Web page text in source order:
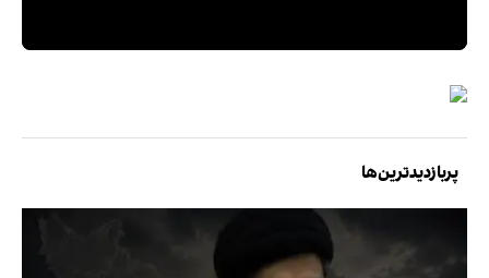
پربازدیدترین‌ها